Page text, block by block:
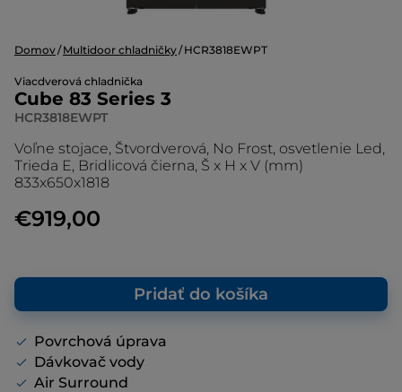
Domov Multidoor chladničky HCR3818EWPT
Viacdverová chladnička
Cube 83 Series 3
HCR3818EWPT
Voľne stojace, Štvordverová, No Frost, osvetlenie Led,
Trieda E, Bridlicová čierna, Š x H x V (mm)
833x650x1818
€919,00
Pridať do košíka
Povrchová úprava
Dávkovač vody
Air Surround